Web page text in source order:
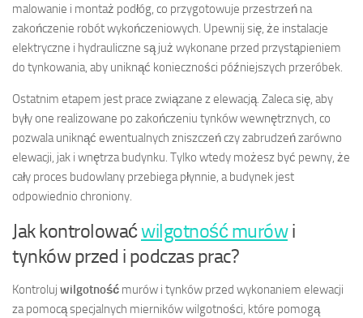
malowanie i montaż podłóg, co przygotowuje przestrzeń na
zakończenie robót wykończeniowych. Upewnij się, że instalacje
elektryczne i hydrauliczne są już wykonane przed przystąpieniem
do tynkowania, aby uniknąć konieczności późniejszych przeróbek.
Ostatnim etapem jest prace związane z elewacją. Zaleca się, aby
były one realizowane po zakończeniu tynków wewnętrznych, co
pozwala uniknąć ewentualnych zniszczeń czy zabrudzeń zarówno
elewacji, jak i wnętrza budynku. Tylko wtedy możesz być pewny, że
cały proces budowlany przebiega płynnie, a budynek jest
odpowiednio chroniony.
Jak kontrolowaćwilgotność murówi
tynków przed i podczas prac?
Kontroluj wilgotność murów i tynków przed wykonaniem elewacji
za pomocą specjalnych mierników wilgotności, które pomogą